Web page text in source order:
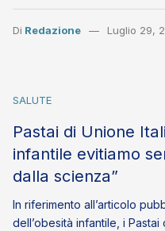
Di Redazione Luglio 29,
SALUTE
Pastai di Unione
infantile evitiamo
dalla scienza”
In riferimento all’articolo
dell’obesità infantile, i